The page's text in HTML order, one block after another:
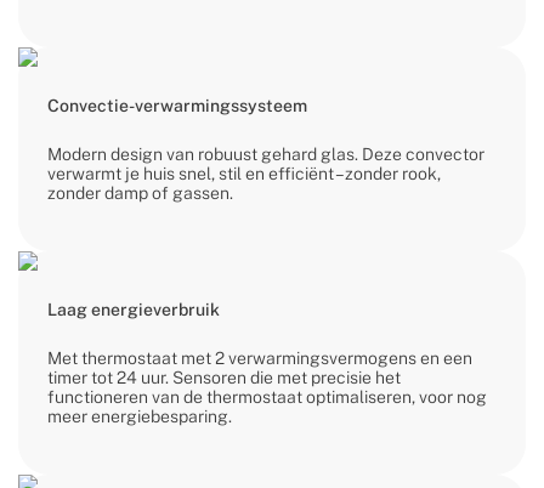
Convectie-verwarmingssysteem
Modern design van robuust gehard glas. Deze convector
verwarmt je huis snel, stil en efficiënt – zonder rook,
zonder damp of gassen.
Laag energieverbruik
Met thermostaat met 2 verwarmingsvermogens en een
timer tot 24 uur. Sensoren die met precisie het
functioneren van de thermostaat optimaliseren, voor nog
meer energiebesparing.